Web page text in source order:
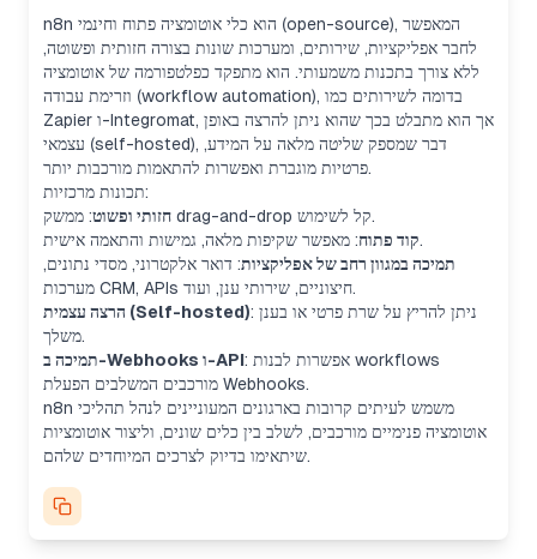
n8n הוא כלי אוטומציה פתוח וחינמי (open-source), המאפשר
לחבר אפליקציות, שירותים, ומערכות שונות בצורה חזותית ופשוטה,
ללא צורך בתכנות משמעותי. הוא מתפקד כפלטפורמה של אוטומציה
וזרימת עבודה (workflow automation), בדומה לשירותים כמו
Zapier ו-Integromat, אך הוא מתבלט בכך שהוא ניתן להרצה באופן
עצמאי (self-hosted), דבר שמספק שליטה מלאה על המידע,
פרטיות מוגברת ואפשרות להתאמות מורכבות יותר.
תכונות מרכזיות:
חזותי ופשוט
: ממשק drag-and-drop קל לשימוש.
קוד פתוח: מאפשר שקיפות מלאה, גמישות והתאמה אישית.
תמיכה במגוון רחב של אפליקציות: דואר אלקטרוני, מסדי נתונים,
מערכות CRM, APIs חיצוניים, שירותי ענן, ועוד.
הרצה עצמית (Self-hosted): ניתן להריץ על שרת פרטי או בענן
משלך.
תמיכה ב-Webhooks ו-API: אפשרות לבנות workflows
מורכבים המשלבים הפעלת Webhooks.
n8n משמש לעיתים קרובות בארגונים המעוניינים לנהל תהליכי
אוטומציה פנימיים מורכבים, לשלב בין כלים שונים, וליצור אוטומציות
שיתאימו בדיוק לצרכים המיוחדים שלהם.